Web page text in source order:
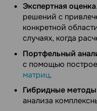
Экспертная оценка
решений с
конкретной
случаях, когда
Портфельный
с помощью
матриц.
Гибридные методы
анализа